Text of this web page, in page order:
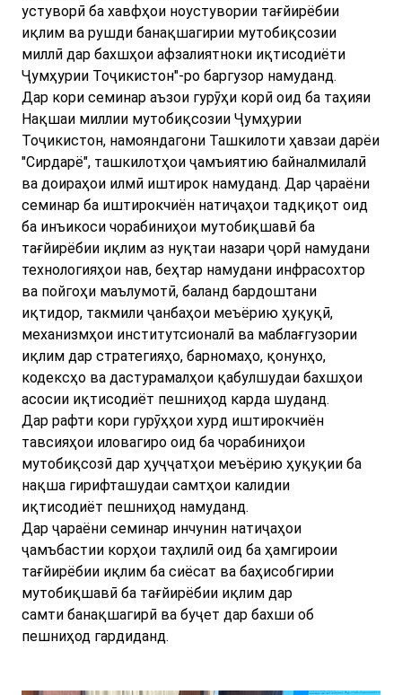
устуворӣ ба хавфҳои ноустувории тағйирёбии
иқлим ва рушди банақшагирии мутобиқсозии
миллӣ дар бахшҳои афзалиятноки иқтисодиёти
Ҷумҳурии Тоҷикистон"-ро баргузор намуданд.
Дар кори семинар аъзои гурӯҳи корӣ оид ба таҳияи
Нақшаи миллии мутобиқсозии Ҷумҳурии
Тоҷикистон, намояндагони Ташкилоти ҳавзаи дарёи
"Сирдарё", ташкилотҳои ҷамъиятию байналмилалӣ
ва доираҳои илмӣ иштирок намуданд. Дар ҷараёни
семинар ба иштирокчиён натиҷаҳои тадқиқот оид
ба инъикоси чорабиниҳои мутобиқшавӣ ба
тағйирёбии иқлим аз нуқтаи назари ҷорӣ намудани
технологияҳои нав, беҳтар намудани инфрасохтор
ва пойгоҳи маълумотӣ, баланд бардоштани
иқтидор, такмили ҷанбаҳои меъёрию ҳуқуқӣ,
механизмҳои институтсионалӣ ва маблағгузории
иқлим дар стратегияҳо, барномаҳо, қонунҳо,
кодексҳо ва дастурамалҳои қабулшудаи бахшҳои
асосии иқтисодиёт пешниҳод карда шуданд.
Дар рафти кори гурӯҳҳои хурд иштирокчиён
тавсияҳои иловагиро оид ба чорабиниҳои
мутобиқсозӣ дар ҳуҷҷатҳои меъёрию ҳуқуқии ба
нақша гирифташудаи самтҳои калидии
иқтисодиёт пешниҳод намуданд.
Дар ҷараёни семинар инчунин натиҷаҳои
ҷамъбастии корҳои таҳлилӣ оид ба ҳамгироии
тағйирёбии иқлим ба сиёсат ва баҳисобгирии
мутобиқшавӣ ба тағйирёбии иқлим дар
самти банақшагирӣ ва буҷет дар бахши об
пешниҳод гардиданд.